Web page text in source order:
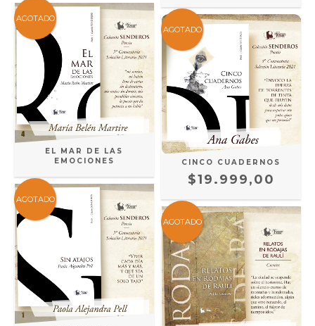
AGOTADO
EL MAR DE LAS
EMOCIONES
AGOTADO
CINCO CUADERNOS
$19.999,00
AGOTADO
AGOTADO